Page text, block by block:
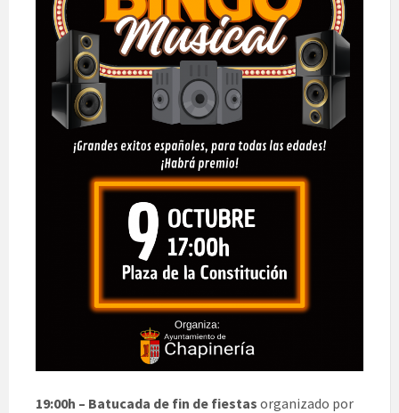
19:00h – Batucada de fin de fiestas organizado por